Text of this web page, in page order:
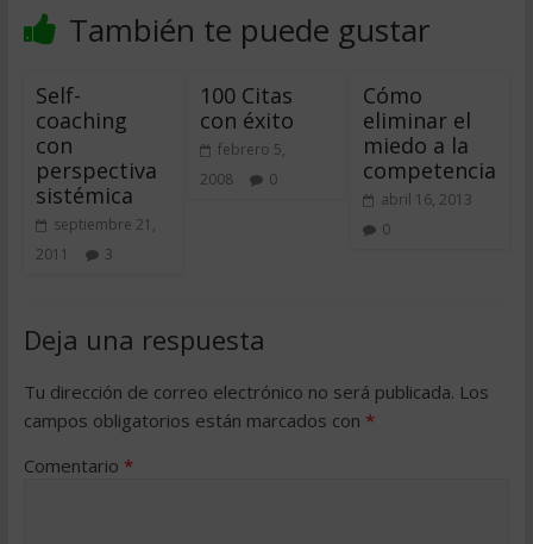
También te puede gustar
Self-
coaching
con
perspectiva
sistémica
septiembre 21,
2011
3
100 Citas
con éxito
febrero 5,
2008
0
Cómo
eliminar el
miedo a la
competencia
abril 16, 2013
0
Deja una respuesta
Tu dirección de correo electrónico no será publicada. Los
campos obligatorios están marcados con *
Comentario *